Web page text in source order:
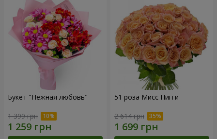
Букет "Нежная любовь"
1 399 грн
51 роза Мисс Пигги
2 614 грн